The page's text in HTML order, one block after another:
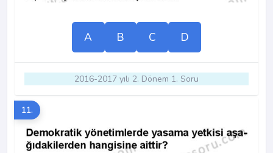
A B C D
2016-2017 yılı 2. Dönem 1. Soru
11.